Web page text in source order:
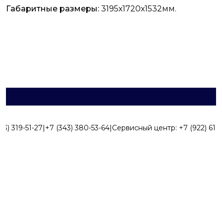
Габаритные размеры: 3195х1720х1532мм.
319-51-27|+7 (343) 380-53-64|Сервисный центр: +7 (922)